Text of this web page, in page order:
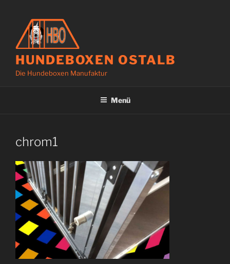
springen
HUNDEBOXEN OSTALB
Die Hundeboxen Manufaktur
Menü
chrom1